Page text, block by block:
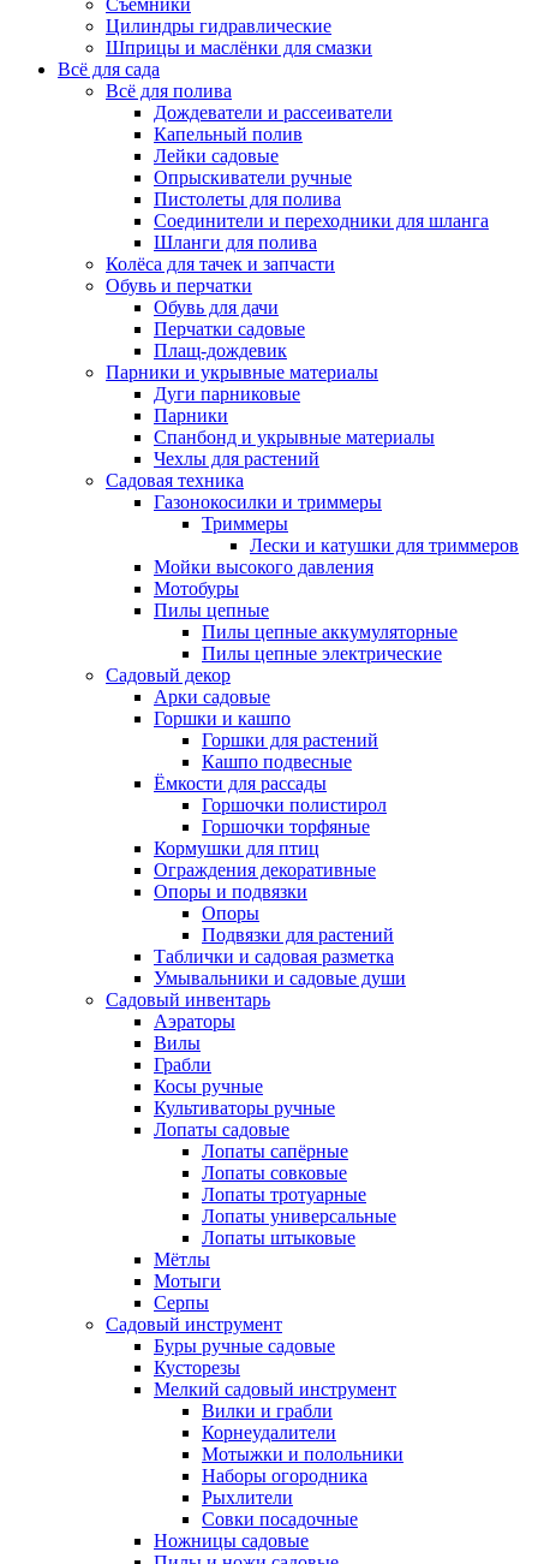
Съёмники
Цилиндры гидравлические
Шприцы и маслёнки для смазки
Всё для сада
Всё для полива
Дождеватели и рассеиватели
Капельный полив
Лейки садовые
Опрыскиватели ручные
Пистолеты для полива
Соединители и переходники для шланга
Шланги для полива
Колёса для тачек и запчасти
Обувь и перчатки
Обувь для дачи
Перчатки садовые
Плащ-дождевик
Парники и укрывные материалы
Дуги парниковые
Парники
Спанбонд и укрывные материалы
Чехлы для растений
Садовая техника
Газонокосилки и триммеры
Триммеры
Лески и катушки для триммеров
Мойки высокого давления
Мотобуры
Пилы цепные
Пилы цепные аккумуляторные
Пилы цепные электрические
Садовый декор
Арки садовые
Горшки и кашпо
Горшки для растений
Кашпо подвесные
Ёмкости для рассады
Горшочки полистирол
Горшочки торфяные
Кормушки для птиц
Ограждения декоративные
Опоры и подвязки
Опоры
Подвязки для растений
Таблички и садовая разметка
Умывальники и садовые души
Садовый инвентарь
Аэраторы
Вилы
Грабли
Косы ручные
Культиваторы ручные
Лопаты садовые
Лопаты сапёрные
Лопаты совковые
Лопаты тротуарные
Лопаты универсальные
Лопаты штыковые
Мётлы
Мотыги
Серпы
Садовый инструмент
Буры ручные садовые
Кусторезы
Мелкий садовый инструмент
Вилки и грабли
Корнеудалители
Мотыжки и полольники
Наборы огородника
Рыхлители
Совки посадочные
Ножницы садовые